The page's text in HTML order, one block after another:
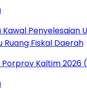
Kawal Penyelesaian
Ruang Fiskal Daerah